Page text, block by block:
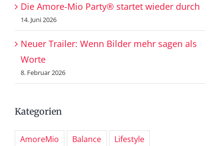
Die Amore-Mio Party® startet wieder durch
14. Juni 2026
Neuer Trailer: Wenn Bilder mehr sagen als
Worte
8. Februar 2026
Kategorien
AmoreMio Balance
Lifestyle